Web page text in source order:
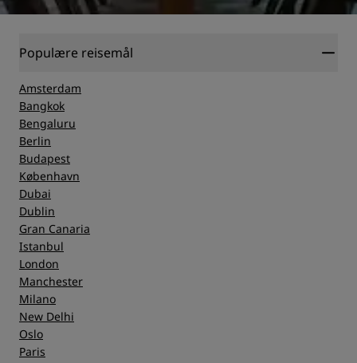
Populære reisemål
Amsterdam
Bangkok
Bengaluru
Berlin
Budapest
København
Dubai
Dublin
Gran Canaria
Istanbul
London
Manchester
Milano
New Delhi
Oslo
Paris